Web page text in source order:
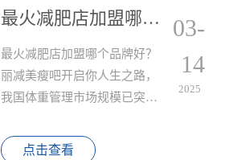
最火减肥店加盟哪个品牌好？丽减美瘦吧开启你人生之路
最火减肥店加盟哪个品牌好？
丽减美瘦吧开启你人生之路，
我国体重管理市场规模已突破
康产业蓝皮书》数据显示，专
点击查看
03-
14
2025